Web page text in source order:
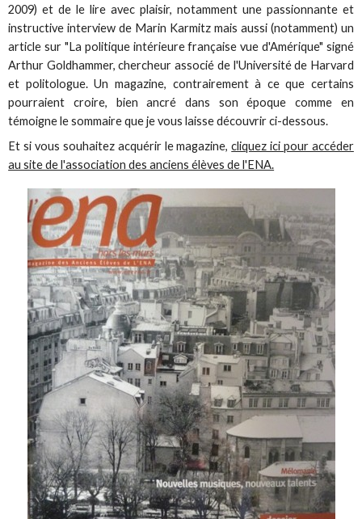
2009) et de le lire avec plaisir, notamment une passionnante et
instructive interview de Marin Karmitz mais aussi (notamment) un
article sur "La politique intérieure française vue d'Amérique" signé
Arthur Goldhammer, chercheur associé de l'Université de Harvard
et politologue. Un magazine, contrairement à ce que certains
pourraient croire, bien ancré dans son époque comme en
témoigne le sommaire que je vous laisse découvrir ci-dessous.
Et si vous souhaitez acquérir le magazine,cliquez ici pour accéder
au site de l'association des anciens élèves de l'ENA.